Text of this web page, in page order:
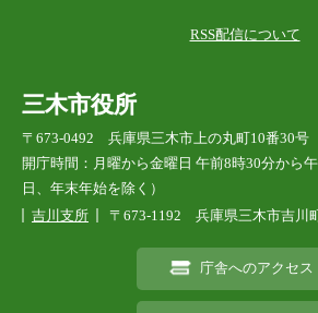
RSS配信について
三木市役所
〒673-0492 兵庫県三木市上の丸町10番30号
開庁時間：月曜から金曜日 午前8時30分から
日、年末年始を除く）
吉川支所
〒673-1192 兵庫県三木市吉川
庁舎へのアクセス